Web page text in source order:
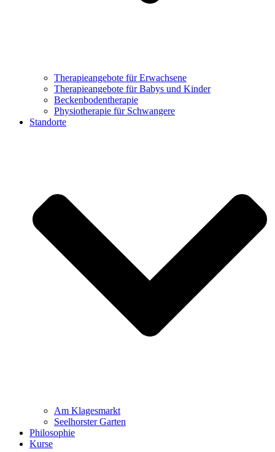
Therapieangebote für Erwachsene
Therapieangebote für Babys und Kinder
Beckenbodentherapie
Physiotherapie für Schwangere
Standorte
Am Klagesmarkt
Seelhorster Garten
Philosophie
Kurse